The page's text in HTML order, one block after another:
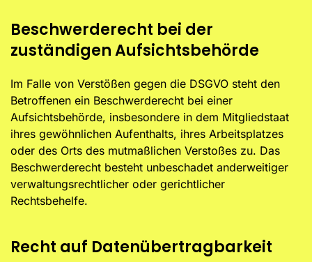
Beschwerde­recht bei der
zuständigen Aufsichts­behörde
Im Falle von Verstößen gegen die DSGVO steht den
Betroffenen ein Beschwerderecht bei einer
Aufsichtsbehörde, insbesondere in dem Mitgliedstaat
ihres gewöhnlichen Aufenthalts, ihres Arbeitsplatzes
oder des Orts des mutmaßlichen Verstoßes zu. Das
Beschwerderecht besteht unbeschadet anderweitiger
verwaltungsrechtlicher oder gerichtlicher
Rechtsbehelfe.
Recht auf Daten­übertrag­barkeit